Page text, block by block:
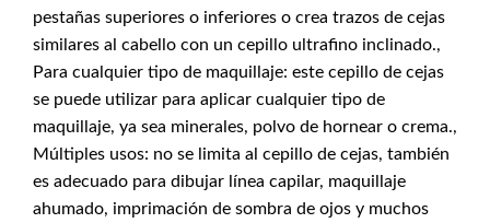
pestañas superiores o inferiores o crea trazos de cejas
similares al cabello con un cepillo ultrafino inclinado.,
Para cualquier tipo de maquillaje: este cepillo de cejas
se puede utilizar para aplicar cualquier tipo de
maquillaje, ya sea minerales, polvo de hornear o crema.,
Múltiples usos: no se limita al cepillo de cejas, también
es adecuado para dibujar línea capilar, maquillaje
ahumado, imprimación de sombra de ojos y muchos